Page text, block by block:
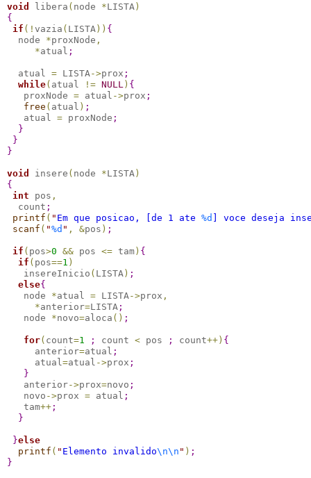
void libera ( node *LISTA )
{
if ( ! vazia ( LISTA ) ) {
  node
*proxNode ,
*atual ;
  atual
= LISTA ->prox ;
while( atual ! = NULL ) {
   proxNode
= atual ->prox ;
free ( atual ) ;
   atual
= proxNode ;
}
}
}
void insere ( node *LISTA )
{
int pos ,
  count
;
printf ( " Em que posicao, [de 1 ate %d ] voce deseja
scanf ( "%d " , &pos ) ;
if ( pos>0 && pos <= tam) {
if ( pos==1 )
   insereInicio
( LISTA ) ;
else{
   node
*atual = LISTA ->prox ,
*anterior=LISTA ;
   node
*novo=aloca ( ) ;
for( count=1 ; count < pos ; count++) {
     anterior
=atual ;
     atual
=atual ->prox ;
}
   anterior
->prox=novo ;
   novo
->prox = atual ;
   tam
++ ;
}
}else
printf ( " Elemento invalido\n\n " ) ;
}